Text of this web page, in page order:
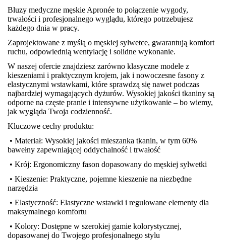
Bluzy medyczne męskie Apronée to połączenie wygody,
trwałości i profesjonalnego wyglądu, którego potrzebujesz
każdego dnia w pracy.
Zaprojektowane z myślą o męskiej sylwetce, gwarantują komfort
ruchu, odpowiednią wentylację i solidne wykonanie.
W naszej ofercie znajdziesz zarówno klasyczne modele z
kieszeniami i praktycznym krojem, jak i nowoczesne fasony z
elastycznymi wstawkami, które sprawdzą się nawet podczas
najbardziej wymagających dyżurów. Wysokiej jakości tkaniny są
odporne na częste pranie i intensywne użytkowanie – bo wiemy,
jak wygląda Twoja codzienność.
Kluczowe cechy produktu:
• Materiał: Wysokiej jakości mieszanka tkanin, w tym 60%
bawełny zapewniającej oddychalność i trwałość
• Krój: Ergonomiczny fason dopasowany do męskiej sylwetki
• Kieszenie: Praktyczne, pojemne kieszenie na niezbędne
narzędzia
• Elastyczność: Elastyczne wstawki i regulowane elementy dla
maksymalnego komfortu
• Kolory: Dostępne w szerokiej gamie kolorystycznej,
dopasowanej do Twojego profesjonalnego stylu